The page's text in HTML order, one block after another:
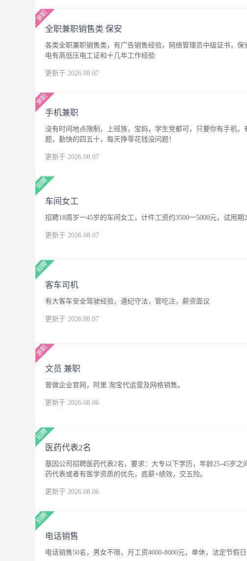
全职兼职销售类 保安
各类全职兼职销售类，有广告销售经验，网络管理员中级证书，
电有高低压电工证和十几年工作经验
更新于 2026.08.07
手机兼职
没有时间地点限制，上班族，宝妈，学生党都可，只要你有手机
题，勤快的四五十，每天挣零花钱没问题！
更新于 2026.08.07
车间女工
招聘18周岁一45岁的车间女工，计件工资约3500一5000元，试用
更新于 2026.08.07
客车司机
有大客车安全驾驶经验，遵纪守法，管吃注，薪资面议
更新于 2026.08.07
文员 兼职
曾做企业官网，阿里 淘宝代运营及网格销售。
更新于 2026.08.06
医药代表2名
基因公司招聘医药代表2名，要求：大专以下学历，年龄25-45岁
药代表或者有医学资质的优先，底薪+绩效，交五险。
更新于 2026.08.06
电话销售
电话销售50名，男女不限，月工资4000-8000元，单休，法定节假日